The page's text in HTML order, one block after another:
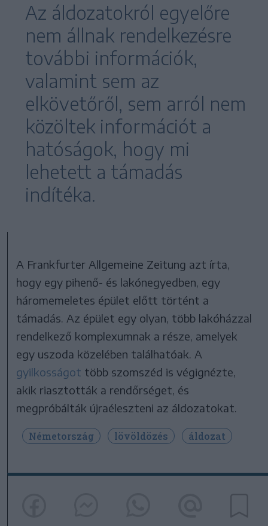
Az áldozatokról egyelőre
nem állnak rendelkezésre
további információk,
valamint sem az
elkövetőről, sem arról nem
közöltek információt a
hatóságok, hogy mi
lehetett a támadás
indítéka.
A Frankfurter Allgemeine Zeitung azt írta,
hogy egy pihenő- és lakónegyedben, egy
háromemeletes épület előtt történt a
támadás. Az épület egy olyan, több lakóházzal
rendelkező komplexumnak a része, amelyek
egy uszoda közelében találhatóak. A
gyilkosságot több szomszéd is végignézte,
akik riasztották a rendőrséget, és
megpróbálták újraéleszteni az áldozatokat.
Németország lövöldözés áldozat